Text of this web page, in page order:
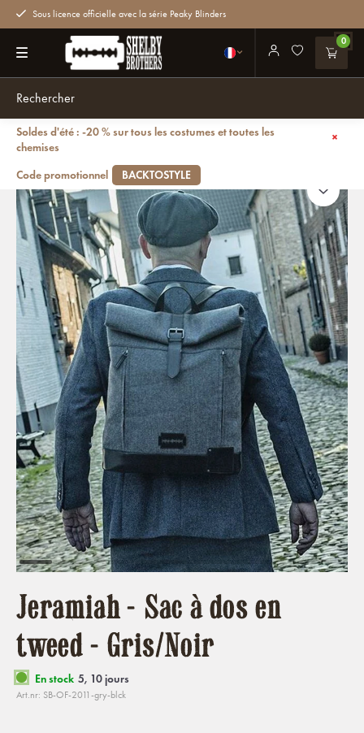
Sous licence officielle avec la série Peaky Blinders
0
Soldes d'été : -20 % sur tous les costumes et toutes les
chemises
Code promotionnel
BACKTOSTYLE
Retour
Jeramiah - Sac à dos en
tweed - Gris/Noir
En stock 5, 10 jours
Art.nr: SB-OF-2011-gry-blck